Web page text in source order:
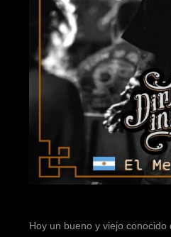
Hoy un bueno y viejo